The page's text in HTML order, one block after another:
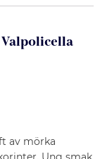
av mörka